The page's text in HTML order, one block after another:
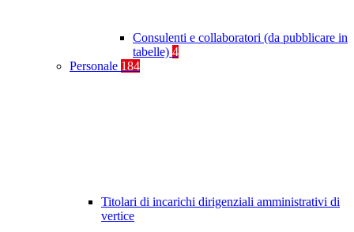
Consulenti e collaboratori (da pubblicare in
tabelle) 4
Personale 184
Titolari di incarichi dirigenziali amministrativi di
vertice